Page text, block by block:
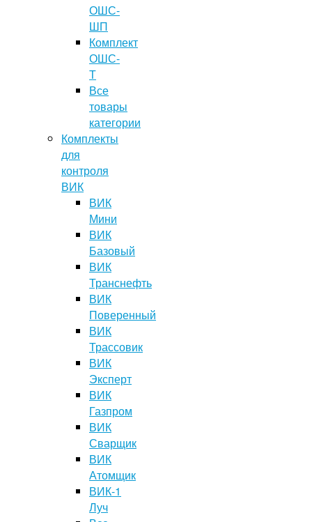
ОШС-
ШП
Комплект
ОШС-
Т
Все
товары
категории
Комплекты
для
контроля
ВИК
ВИК
Мини
ВИК
Базовый
ВИК
Транснефть
ВИК
Поверенный
ВИК
Трассовик
ВИК
Эксперт
ВИК
Газпром
ВИК
Сварщик
ВИК
Атомщик
ВИК-1
Луч